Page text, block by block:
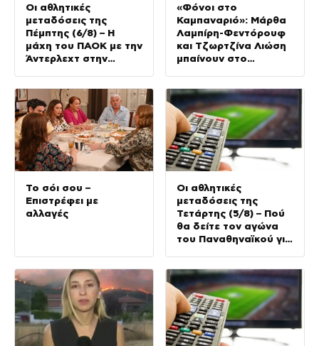
Οι αθλητικές
μεταδόσεις της
Πέμπτης (6/8) – Η
μάχη του ΠΑΟΚ με την
Άντερλεχτ στην
«Φόνοι στο
Καμπαναριό»: Μάρθα
Λαμπίρη-Φεντόρουφ
και Τζωρτζίνα Λιώση
μπαίνουν στο
Το σόι σου –
Επιστρέφει με
αλλαγές
Οι αθλητικές
μεταδόσεις της
Τετάρτης (5/8) – Πού
θα δείτε τον αγώνα
του Παναθηναϊκού για